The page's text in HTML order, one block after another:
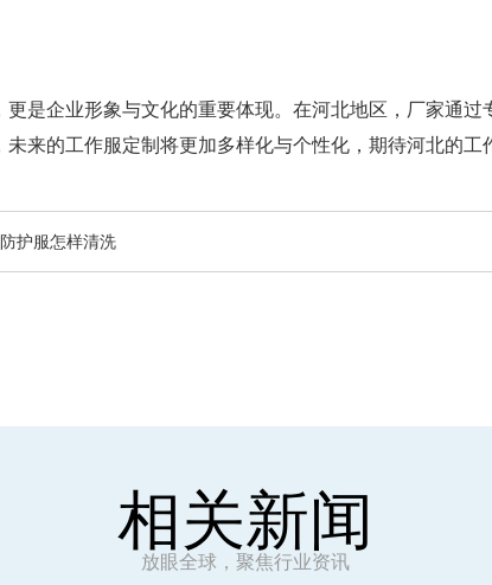
是企业形象与文化的重要体现。在河北地区，厂家通过
来的工作服定制将更加多样化与个性化，期待河北的工
护服怎样清洗
相关新闻
放眼全球，聚焦行业资讯